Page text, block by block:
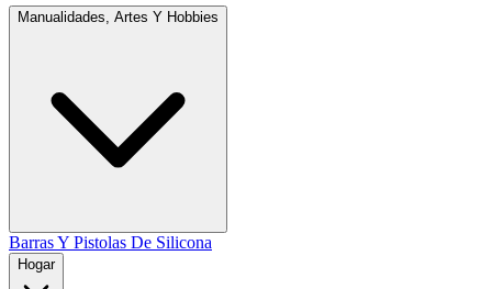
Manualidades, Artes Y Hobbies
Barras Y Pistolas De Silicona
Hogar